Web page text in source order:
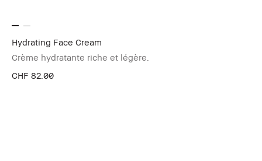
Hydrating Face Cream
Crème hydratante riche et légère.
CHF 82.00